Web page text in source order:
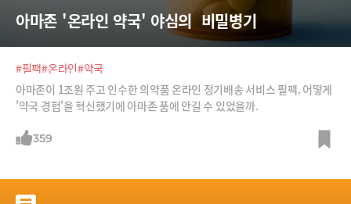
아마존 '온라인 약국' 야심의  비밀병기
#필팩#온라인#약국
아마존이 1조원 주고 인수한 의약품 온라인 정기배송 서비스 필팩. 어떻게
'약국 경험'을 혁신했기에 아마존 품에 안길 수 있었을까.
359